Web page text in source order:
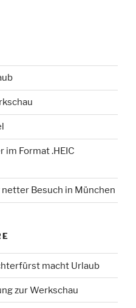
im Format .HEIC
Besuch in München
macht Urlaub
zur Werkschau